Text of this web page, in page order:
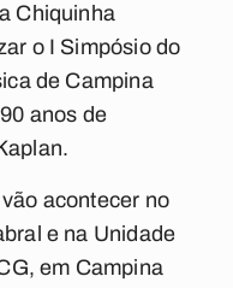
Chiquinha
o I Simpósio do
de Campina
anos de
acontecer no
e na Unidade
em Campina